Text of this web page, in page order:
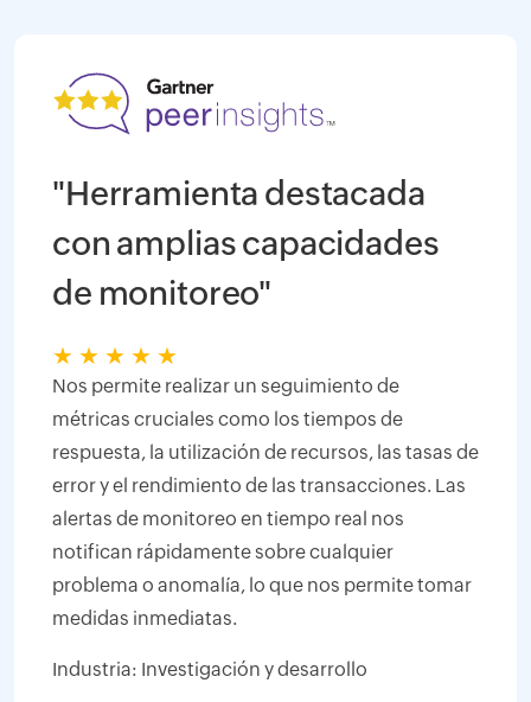
"Herramienta destacada
con amplias capacidades
de monitoreo"
★ ★ ★ ★ ★
Nos permite realizar un seguimiento de
métricas cruciales como los tiempos de
respuesta, la utilización de recursos, las tasas de
error y el rendimiento de las transacciones. Las
alertas de monitoreo en tiempo real nos
notifican rápidamente sobre cualquier
problema o anomalía, lo que nos permite tomar
medidas inmediatas.
Industria: Investigación y desarrollo